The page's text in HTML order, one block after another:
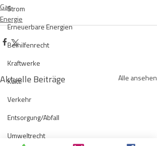
Strom
Erneuerbare Energien
Beihilfenrecht
Kraftwerke
Kälte
Verkehr
Entsorgung/Abfall
Umweltrecht
Gas
Energie
Aktuelle Beiträge Alle ansehen